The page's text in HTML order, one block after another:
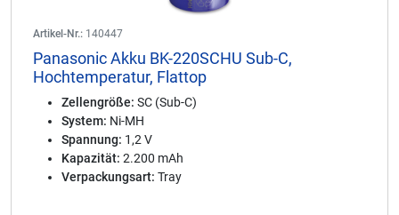
Artikel-Nr.: 140447
Panasonic Akku BK-220SCHU Sub-C,
Hochtemperatur, Flattop
Zellengröße: SC (Sub-C)
System: Ni-MH
Spannung: 1,2 V
Kapazität: 2.200 mAh
Verpackungsart: Tray